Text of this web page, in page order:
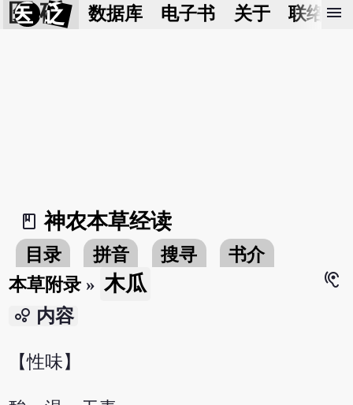
医 砭 数据库 电子书 关于 联络我
menu
book_2
神农本草经读
目录 拼音 搜寻
书介
本草附录 » 木瓜
hearing
bubble_chart 内容
【性味】